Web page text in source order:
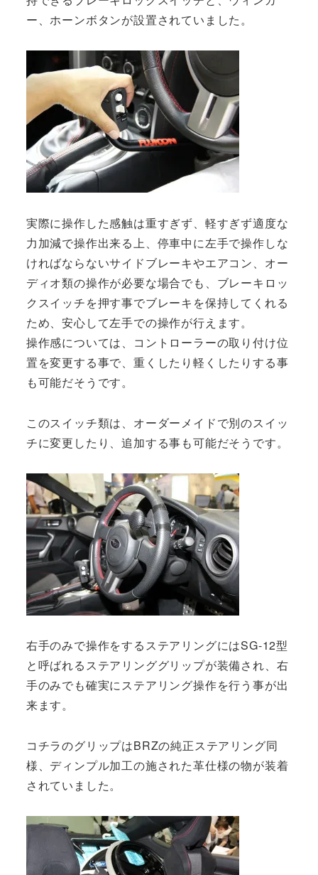
ー、ホーンボタンが設置されていました。
実際に操作した感触は重すぎず、軽すぎず適度な
力加減で操作出来る上、停車中に左手で操作しな
ければならないサイドブレーキやエアコン、オー
ディオ類の操作が必要な場合でも、ブレーキロッ
クスイッチを押す事でブレーキを保持してくれる
ため、安心して左手での操作が行えます。
操作感については、コントローラーの取り付け位
置を変更する事で、重くしたり軽くしたりする事
も可能だそうです。
このスイッチ類は、オーダーメイドで別のスイッ
チに変更したり、追加する事も可能だそうです。
右手のみで操作をするステアリングにはSG-12型
と呼ばれるステアリンググリップが装備され、右
手のみでも確実にステアリング操作を行う事が出
来ます。
コチラのグリップはBRZの純正ステアリング同
様、ディンプル加工の施された革仕様の物が装着
されていました。